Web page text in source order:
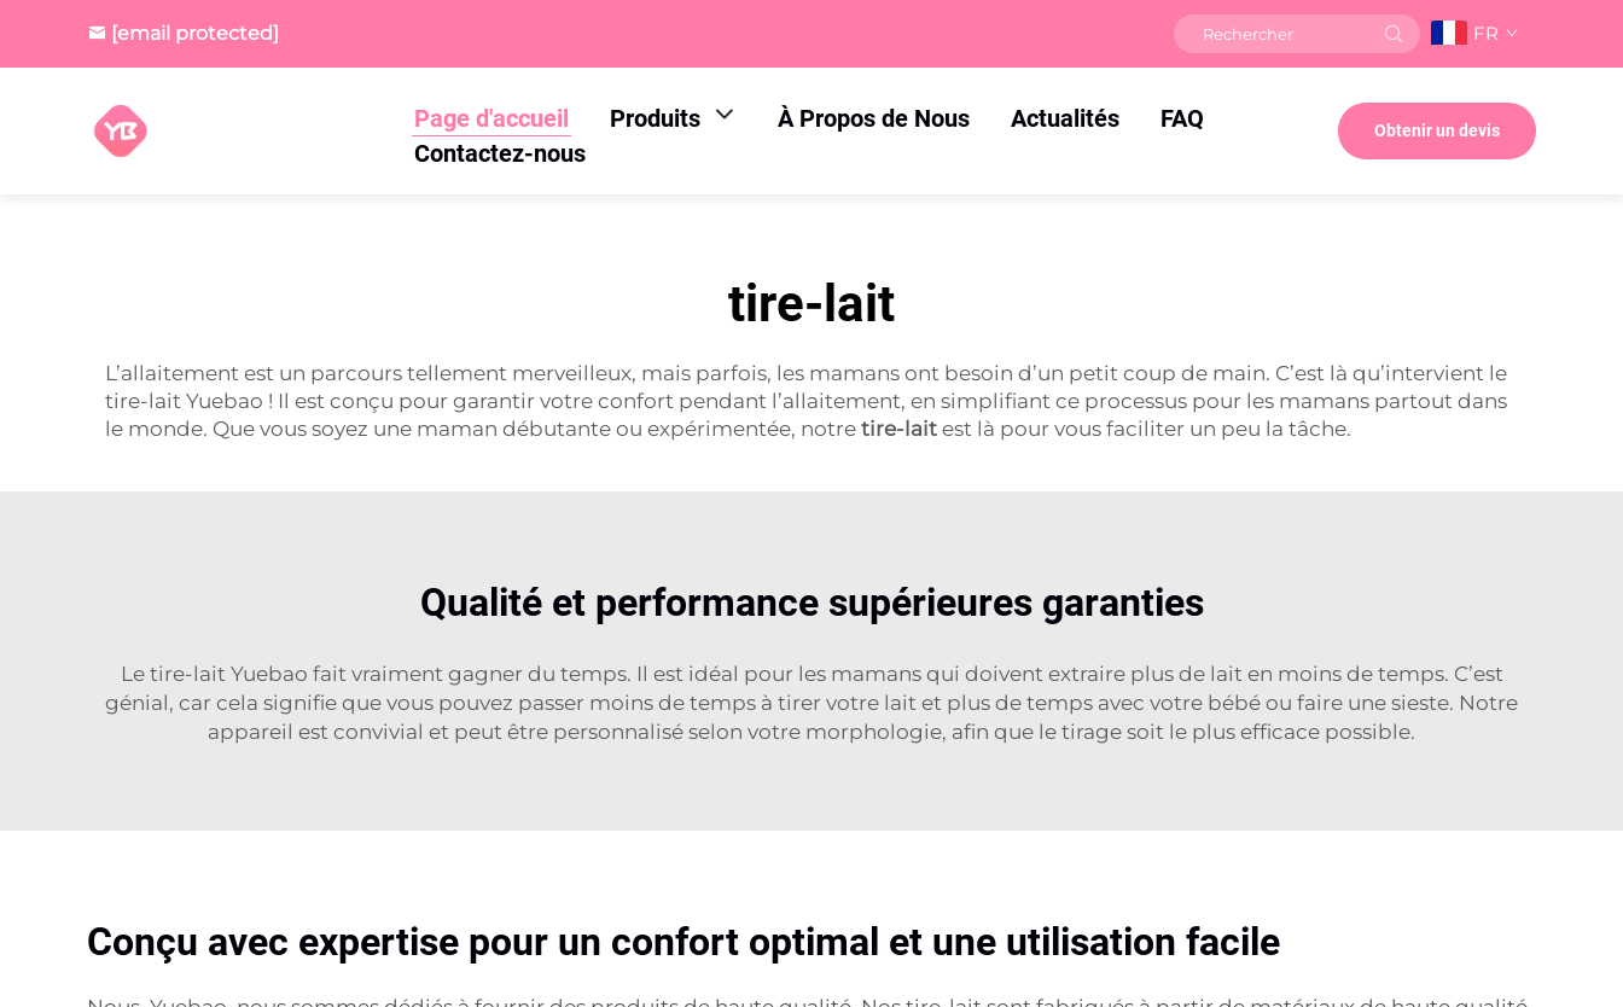
[email protected] FR
Page d'accueil Produits À Propos de Nous Actualités
FAQ
Contactez-nous
Obtenir un devis
tire-lait
L’allaitement est un parcours tellement merveilleux, mais parfois, les mamans ont besoin d’un petit coup de main. C’est là qu’intervient le
tire-lait Yuebao ! Il est conçu pour garantir votre confort pendant l’allaitement, en simplifiant ce processus pour les mamans partout dans
le monde. Que vous soyez une maman débutante ou expérimentée, notre tire-lait est là pour vous faciliter un peu la tâche.
Qualité et performance supérieures garanties
Le tire-lait Yuebao fait vraiment gagner du temps. Il est idéal pour les mamans qui doivent extraire plus de lait en moins de temps. C’est
génial, car cela signifie que vous pouvez passer moins de temps à tirer votre lait et plus de temps avec votre bébé ou faire une sieste. Notre
appareil est convivial et peut être personnalisé selon votre morphologie, afin que le tirage soit le plus efficace possible.
Conçu avec expertise pour un confort optimal et une utilisation facile